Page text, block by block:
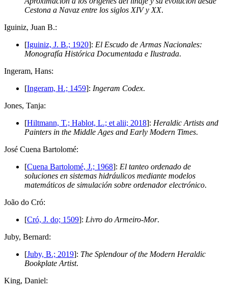
Cestona a Navaz entre los siglos XIV y XX.
Iguiniz, Juan B.:
[Iguiniz, J. B.; 1920]: El Escudo de Armas Nacionales:
Monografía Histórica Documentada e Ilustrada.
Ingeram, Hans:
[Ingeram, H.; 1459]: Ingeram Codex.
Jones, Tanja:
[Hiltmann, T.; Hablot, L.; et alii; 2018]: Heraldic Artists and
Painters in the Middle Ages and Early Modern Times.
José Cuena Bartolomé:
[Cuena Bartolomé, J.; 1968]: El tanteo ordenado de
soluciones en sistemas hidráulicos mediante modelos
matemáticos de simulación sobre ordenador electrónico.
João do Cró:
[Cró, J. do; 1509]: Livro do Armeiro-Mor.
Juby, Bernard:
[Juby, B.; 2019]: The Splendour of the Modern Heraldic
Bookplate Artist.
King, Daniel: